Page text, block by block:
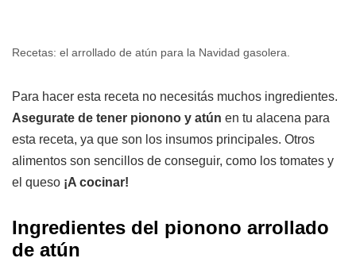
Recetas: el arrollado de atún para la Navidad gasolera.
Para hacer esta receta no necesitás muchos ingredientes.
Asegurate de tener pionono y atún en tu alacena para
esta receta, ya que son los insumos principales. Otros
alimentos son sencillos de conseguir, como los tomates y
el queso ¡A cocinar!
Ingredientes del pionono arrollado
de atún